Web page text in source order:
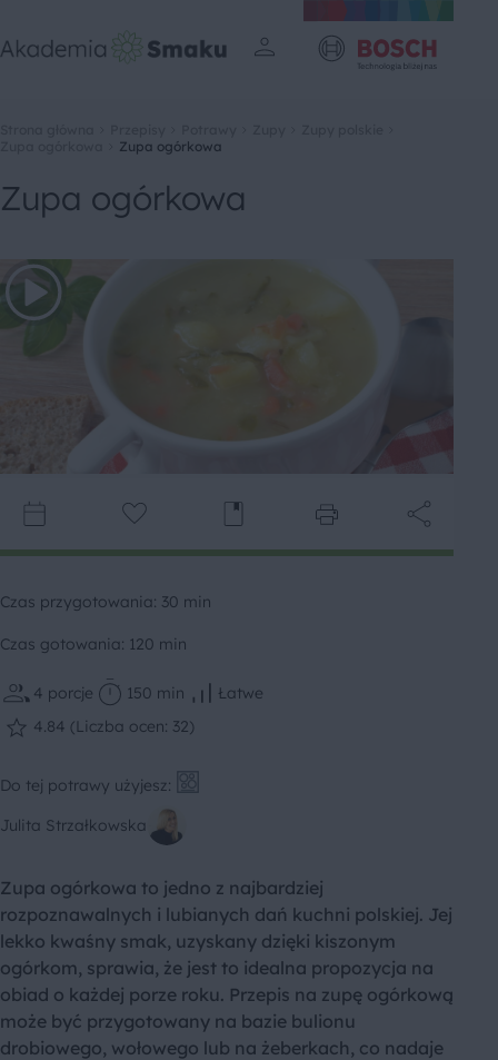
Zupa ogórkowa
Zupa ogórkowa
Czas przygotowania: 30 min
Czas gotowania: 120 min
4 porcje 150 min
Łatwe
4.84 (Liczba ocen: 32)
Do tej potrawy użyjesz:
Julita Strzałkowska
Zupa ogórkowa to jedno z najbardziej
rozpoznawalnych i lubianych dań kuchni polskiej. Jej
lekko kwaśny smak, uzyskany dzięki kiszonym
ogórkom, sprawia, że jest to idealna propozycja na
obiad o każdej porze roku. Przepis na zupę ogórkową
może być przygotowany na bazie bulionu
drobiowego, wołowego lub na żeberkach, co nadaje